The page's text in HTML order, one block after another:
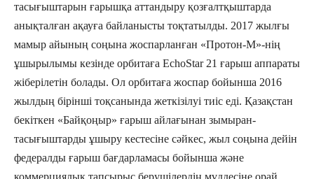
тасығыштарын ғарышқа аттандыру қозғалтқыштарда
анықталған ақауға байланысты тоқтатылды. 2017 жылғы
мамыр айының соңына жоспарланған «Протон-М»-нің
ұшырылымы кезінде орбитаға EchoStar 21 ғарыш аппараты
жіберілетін болады. Ол орбитаға жоспар бойынша 2016
жылдың бірінші тоқсанында жеткізілуі тиіс еді. Қазақстан
бекіткен «Байқоңыр» ғарыш айлағынан зымыран-
тасығыштарды ұшыру кестесіне сәйкес, жыл соңына дейін
федералды ғарыш бағдарламасы бойынша және
коммерциялық тапсырыс берушілердің мүддесіне орай